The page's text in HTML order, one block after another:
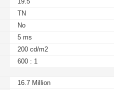
TN
No
5 ms
200 cd/m2
600 : 1
16.7 Million